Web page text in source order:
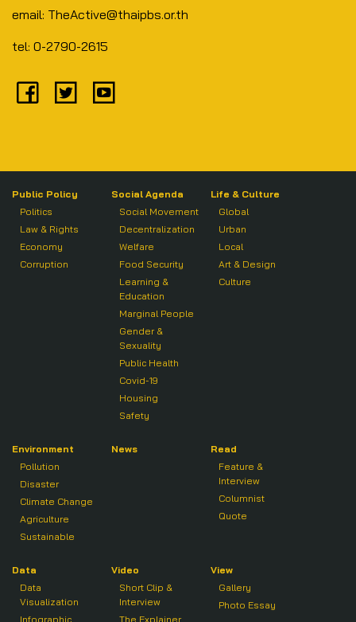
email: TheActive@thaipbs.or.th
tel: 0-2790-2615
Public Policy
Politics
Law & Rights
Economy
Corruption
Social Agenda
Social Movement
Decentralization
Welfare
Food Security
Learning &
Education
Marginal People
Gender &
Sexuality
Public Health
Covid-19
Housing
Safety
Life & Culture
Global
Urban
Local
Art & Design
Culture
Environment
Pollution
Disaster
Climate Change
Agriculture
Sustainable
News
Read
Feature &
Interview
Columnist
Quote
Data
Data
Visualization
Infographic
Video
Short Clip &
Interview
The Explainer
View
Gallery
Photo Essay